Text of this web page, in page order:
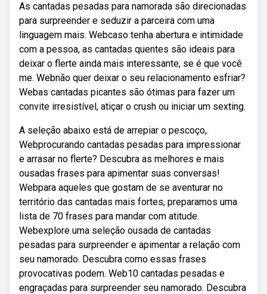
As cantadas pesadas para namorada são direcionadas
para surpreender e seduzir a parceira com uma
linguagem mais. Webcaso tenha abertura e intimidade
com a pessoa, as cantadas quentes são ideais para
deixar o flerte ainda mais interessante, se é que você
me. Webnão quer deixar o seu relacionamento esfriar?
Webas cantadas picantes são ótimas para fazer um
convite irresistível, atiçar o crush ou iniciar um sexting.
A seleção abaixo está de arrepiar o pescoço,.
Webprocurando cantadas pesadas para impressionar
e arrasar no flerte? Descubra as melhores e mais
ousadas frases para apimentar suas conversas!
Webpara aqueles que gostam de se aventurar no
território das cantadas mais fortes, preparamos uma
lista de 70 frases para mandar com atitude.
Webexplore uma seleção ousada de cantadas
pesadas para surpreender e apimentar a relação com
seu namorado. Descubra como essas frases
provocativas podem. Web10 cantadas pesadas e
engraçadas para surpreender seu namorado. Descubra